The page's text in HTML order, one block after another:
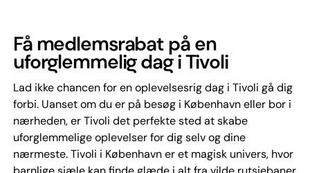
Få medlemsrabat på en
uforglemmelig dag i Tivoli
Lad ikke chancen for en oplevelsesrig dag i Tivoli gå dig
forbi. Uanset om du er på besøg i København eller bor i
nærheden, er Tivoli det perfekte sted at skabe
uforglemmelige oplevelser for dig selv og dine
nærmeste. Tivoli i København er et magisk univers, hvor